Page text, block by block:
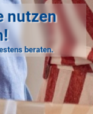
nutzen
beraten.